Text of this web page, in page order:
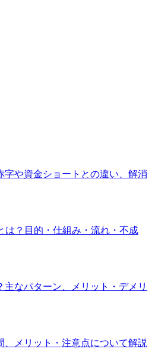
字や資金ショートとの違い、解消
は？目的・仕組み・流れ・不成
なパターン、メリット・デメリ
、メリット・注意点について解説